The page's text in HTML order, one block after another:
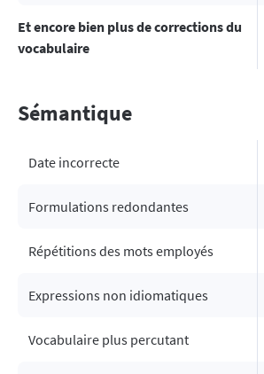
Et encore bien plus de corrections du
vocabulaire
Sémantique
Date incorrecte
Formulations redondantes
Répétitions des mots employés
Expressions non idiomatiques
Vocabulaire plus percutant